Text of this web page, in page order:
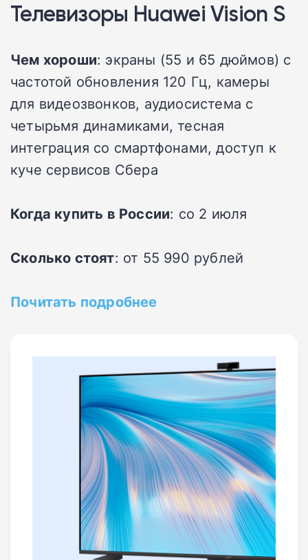
Телевизоры Huawei Vision S
Чем хороши: экраны (55 и 65 дюймов) с
частотой обновления 120 Гц, камеры
для видеозвонков, аудиосистема с
четырьмя динамиками, тесная
интеграция со смартфонами, доступ к
куче сервисов Сбера
Когда купить в России: со 2 июля
Сколько стоят: от 55 990 рублей
Почитать подробнее